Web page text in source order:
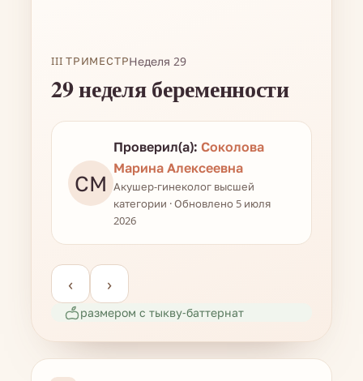
III ТРИМЕСТРНеделя 29
29 неделя беременности
СМ
Проверил(а): Соколова
Марина Алексеевна
Акушер-гинеколог высшей
категории · Обновлено 5 июля
2026
‹ ›
размером с тыкву-баттернат